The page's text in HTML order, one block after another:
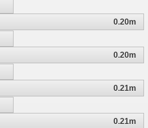
0.20m
0.20m
0.21m
0.21m